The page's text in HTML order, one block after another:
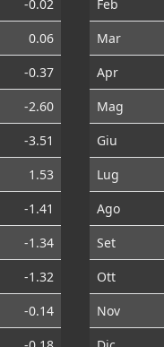
-0.02
0.06
-0.37
-2.60
-3.51
1.53
-1.41
-1.34
-1.32
-0.14
Feb
Mar
Apr
Mag
Giu
Lug
Ago
Set
Ott
Nov